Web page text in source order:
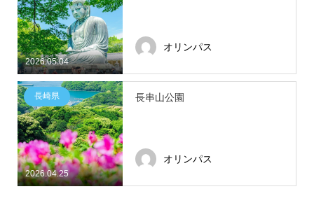
2026.05.04
オリンパス
2026.04.25
長崎県 長串山公園
オリンパス